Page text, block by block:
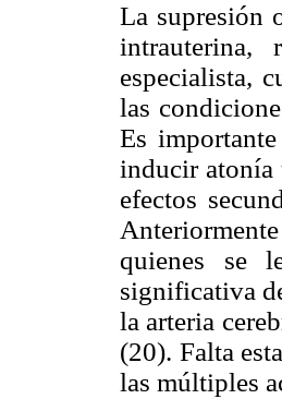
La supresión
intrauterina,
especialista,
las
Es
inducir atonía
efectos
quienes se
significativa
la arteria
(20). Falta
las múltiples